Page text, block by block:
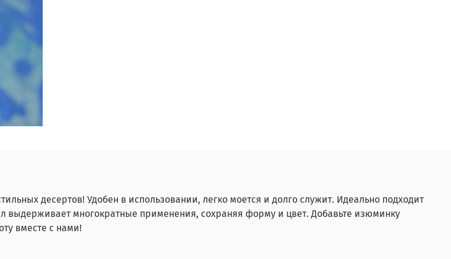
десертов! Удобен в использовании, легко моется и долго служит. Идеально подходит
выдерживает многократные применения, сохраняя форму и цвет. Добавьте изюминку
вместе с нами!